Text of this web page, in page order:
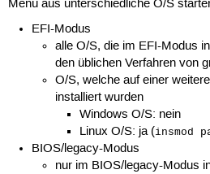
Menü aus unterschiedliche O/S
EFI-Modus
alle O/S, die im EFI-Modus
den üblichen Verfahren von
O/S, welche auf einer
installiert wurden
Windows O/S: nein
Linux O/S: ja (insmod
BIOS/legacy-Modus
nur im BIOS/legacy-Modus